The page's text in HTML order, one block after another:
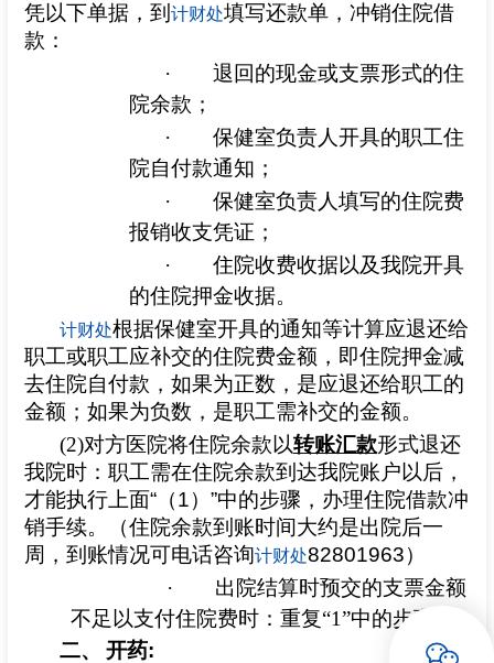
凭以下单据，到 计财处填写还款单，冲销住院借
款：
·
退回的现金或支票形式的住
院余款；
·
保健室负责人开具的职工住
院自付款通知；
·
保健室负责人填写的住院费
报销收支凭证；
·
住院收费收据以及我院开具
的住院押金收据。
计财处根据保健室开具的通知等计算应退还给
职工或职工应补交的住院费金额，即住院押金减
去住院自付款，如果为正数，是应退还给职工的
金额；如果为负数，是职工需补交的金额。
(2)对方医院将住院余款以转账汇款形式退还
我院时：职工需在住院余款到达我院账户以后，
才能执行上面“（1） ”中的步骤，办理住院借款冲
销手续。（住院余款到账时间大约是出院后一
周，到账情况可电话咨询计财处82801963）
·
出院结算时预交的支票金额
不足以支付住院费时：重复“1”中的步骤。
二、
开药: